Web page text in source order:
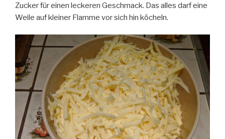
Zucker für einen leckeren Geschmack. Das alles darf eine
Weile auf kleiner Flamme vor sich hin köcheln.